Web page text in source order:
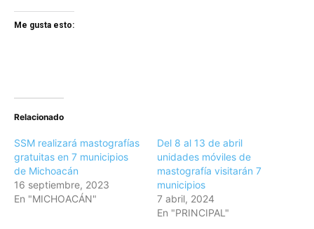
Me gusta esto:
Relacionado
SSM realizará mastografías
gratuitas en 7 municipios
de Michoacán
16 septiembre, 2023
En "MICHOACÁN"
Del 8 al 13 de abril
unidades móviles de
mastografía visitarán 7
municipios
7 abril, 2024
En "PRINCIPAL"